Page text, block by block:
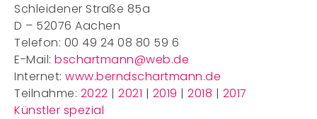
Schleidener Straße 85a
D – 52076 Aachen
Telefon: 00 49 24 08 80 59 6
E-Mail: bschartmann@web.de
Internet: www.berndschartmann.de
Teilnahme: 2022 | 2021 | 2019 | 2018 | 2017
Künstler spezial